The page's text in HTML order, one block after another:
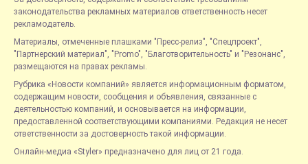
законодательства рекламных материалов ответственность несет
рекламодатель.
Материалы, отмеченные плашками "Пресс-релиз", "Спецпроект",
"Партнерский материал", "Promo", "Благотворительность" и "Резонанс",
размещаются на правах рекламы.
Рубрика «Новости компаний» является информационным форматом,
содержащим новости, сообщения и объявления, связанные с
деятельностью компаний, и основывается на информации,
предоставленной соответствующими компаниями. Редакция не несет
ответственности за достоверность такой информации.
Онлайн-медиа «Styler» предназначено для лиц от 21 года.